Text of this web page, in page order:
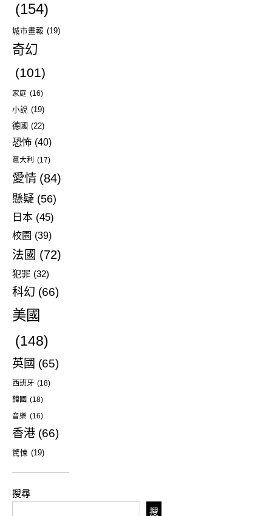
(154)
城市畫報 (19)
奇幻
(101)
家庭 (16)
小說 (19)
德國 (22)
恐怖 (40)
意大利 (17)
愛情 (84)
懸疑 (56)
日本 (45)
校園 (39)
法國 (72)
犯罪 (32)
科幻 (66)
美國
(148)
英國 (65)
西班牙 (18)
韓國 (18)
音樂 (16)
香港 (66)
驚悚 (19)
搜尋
搜